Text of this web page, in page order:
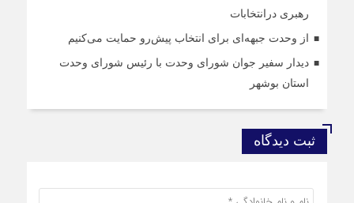
رهبری درانتخابات
از وحدت جبهه‌ای برای انتخاب پیش‌رو حمایت می‌کنیم
دیدار سفیر جوان شورای وحدت با رئیس شورای وحدت
استان بوشهر
ثبت دیدگاه